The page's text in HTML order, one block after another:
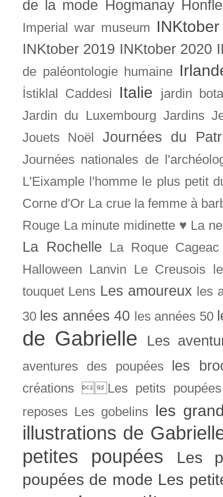
de la mode Hogmanay
Imperial war museum INKtober
INKtober 2019 INKtober 2020
de paléontologie humaine
İstiklal Caddesi Italie
jardin
Jardin du Luxembourg Jardins
Jouets Noël
Journées du
Journées nationales de
L'Eixample l'homme le plus petit
Corne d'Or La crue la femme à
Rouge La minute midinette ♥ La
La Rochelle
La Roque Cageac
Halloween
Lanvin Le Creusois
touquet Lens Les amoureux
les
30 les années 40 les années 50
de Gabrielle Les
aventures des poupées les
créations Les petits
reposes Les gobelins les
illustrations de
petites poupées
Les
poupées de mode Les